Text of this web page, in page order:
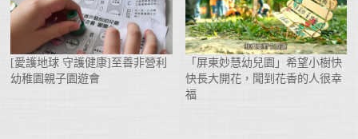
[愛護地球 守護健康]至善非營利
幼稚園親子園遊會
「屏東妙慧幼兒園」希望小樹快
快長大開花，聞到花香的人很幸
福